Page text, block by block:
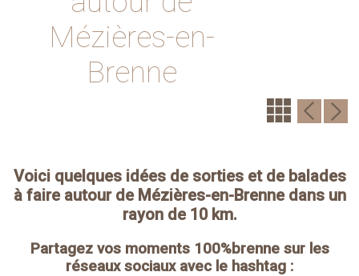
Mézières-en-
Brenne
Voici quelques idées de sorties et de balades
à faire autour de Mézières-en-Brenne dans un
rayon de 10 km.
Partagez vos moments 100%brenne sur les
réseaux sociaux avec le hashtag :